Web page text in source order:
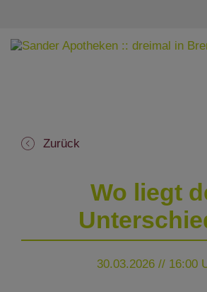
Zurück
Wo liegt
30.03.2026 // 16:00